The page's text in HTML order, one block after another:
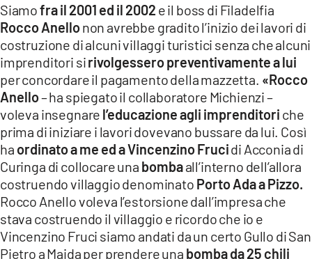
Siamofra il 2001 ed il 2002 e il boss di Filadelfia
Rocco Anellonon avrebbe gradito l’inizio dei lavori di
costruzione di alcuni villaggi turistici senza che alcuni
imprenditori sirivolgessero preventivamente a lui
per concordare il pagamento della mazzetta. «Rocco
Anello– ha spiegato il collaboratore Michienzi –
voleva insegnare l’educazione agli imprenditori che
prima di iniziare i lavori dovevano bussare da lui. Così
ha ordinato a me ed a Vincenzino Frucidi Acconia di
Curinga di collocare una bombaall’interno dell’allora
costruendo villaggio denominato Porto Ada a Pizzo.
Rocco Anello voleva l’estorsione dall’impresa che
stava costruendo il villaggio e ricordo che io e
Vincenzino Fruci siamo andati da un certo Gullo di San
Pietro a Maida per prendere una bomba da 25 chili